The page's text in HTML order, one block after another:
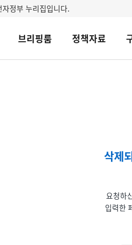
정부 누리집입니다.
브리핑룸 정책자료
삭제
요청하
입력한